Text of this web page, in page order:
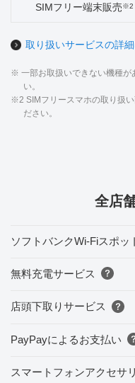
SIMフリー端末販売※2
取り扱いサービスの詳
※ 一部お取扱いできない機種が
い。
※2 SIMフリースマホの取り扱
ださい。
全店
ソフトバンクWi-Fiスポッ
無料充電サービス
店頭下取りサービス
PayPayによるお支払い
スマートフォンアクセサ